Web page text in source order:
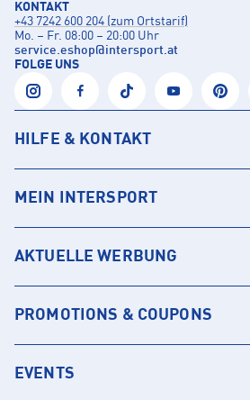
KONTAKT
+43 7242 600 204 (zum Ortstarif)
Mo. – Fr. 08:00 – 20:00 Uhr
service.eshop@intersport.at
FOLGE UNS
HILFE & KONTAKT
MEIN INTERSPORT
AKTUELLE WERBUNG
PROMOTIONS & COUPONS
EVENTS